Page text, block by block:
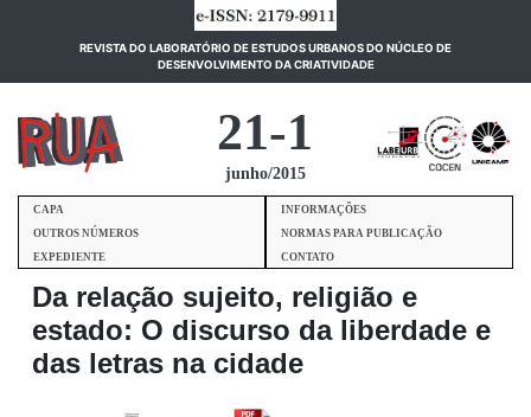
REVISTA DO LABORATÓRIO DE ESTUDOS URBANOS DO NÚCLEO DE
DESENVOLVIMENTO DA CRIATIVIDADE(current)
21-1
junho/2015
CAPA
INFORMAÇÕES
OUTROS NÚMEROS
NORMAS PARA PUBLICAÇÃO
EXPEDIENTE
CONTATO
Da relação sujeito, religião e
estado: O discurso da liberdade e
das letras na cidade